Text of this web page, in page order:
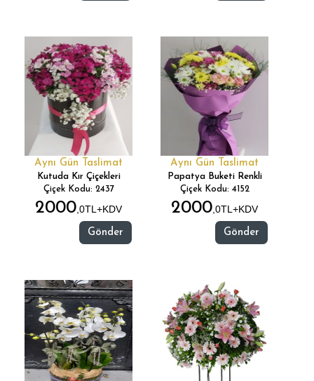
Aynı Gün Taslimat
Kutuda Kır Çiçekleri
Çiçek Kodu: 2437
2000,0TL+KDV
Gönder
Aynı Gün Taslimat
Papatya Buketi Renkli
Çiçek Kodu: 4152
2000,0TL+KDV
Gönder